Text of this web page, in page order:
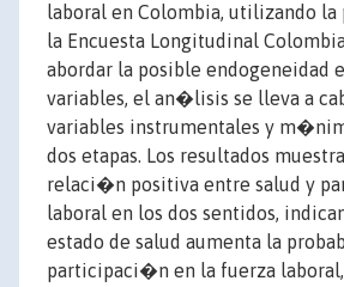
laboral en Colombia, utilizando la
la Encuesta Longitudinal
abordar la posible endogeneidad
variables, el an�lisis se lleva a
variables instrumentales y
dos etapas. Los resultados
relaci�n positiva entre salud y
laboral en los dos sentidos,
estado de salud aumenta la
participaci�n en la fuerza